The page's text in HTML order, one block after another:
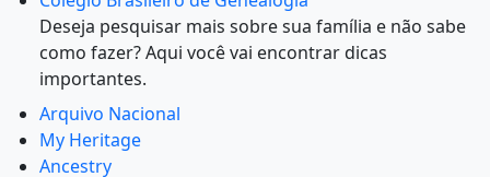
Deseja pesquisar mais sobre sua família e não sabe
como fazer? Aqui você vai encontrar dicas
importantes.
Arquivo Nacional
My Heritage
Ancestry